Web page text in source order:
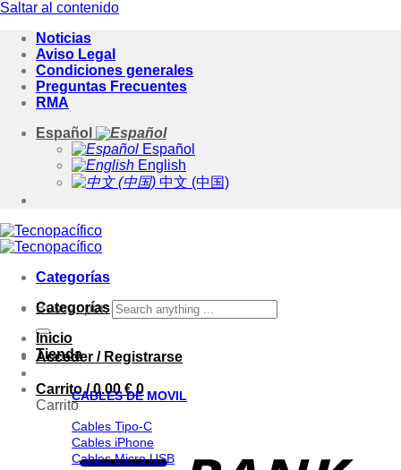
Saltar al contenido
Noticias
Aviso Legal
Condiciones generales
Preguntas Frecuentes
RMA
Español
Español
English
中文 (中国)
Categorías
Buscar por:
Acceder / Registrarse
Carrito /0.00€ 0
Carrito
Categorías
Inicio
Tienda
CABLES DE MOVIL
Cables Tipo-C
Cables iPhone
Cables Micro USB